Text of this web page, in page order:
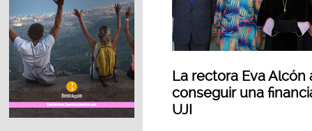
La rectora Eva Alcón
conseguir una
UJI